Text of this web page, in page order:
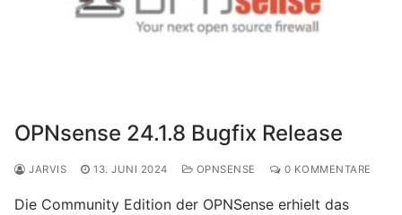
OPNsense 24.1.8 Bugfix Release
JARVIS 13. JUNI 2024 OPNSENSE 0 KOMMENTARE
Die Community Edition der OPNSense erhielt das